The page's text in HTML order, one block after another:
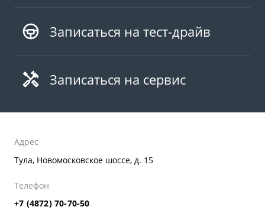
Записаться на тест-драйв
Записаться на сервис
Адрес
Тула, Новомосковское шоссе, д. 15
Телефон
+7 (4872) 70-70-50